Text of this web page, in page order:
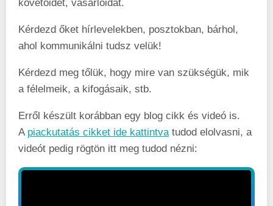
követőidet, vásárlóidat.
Kérdezd őket hírlevelekben, posztokban, bárhol,
ahol kommunikálni tudsz velük!
Kérdezd meg tőlük, hogy mire van szükségük, mik
a félelmeik, a kifogásaik, stb.
Erről készült korábban egy blog cikk és videó is.
A piackutatás cikket ide kattintva tudod elolvasni, a
videót pedig rögtön itt meg tudod nézni: